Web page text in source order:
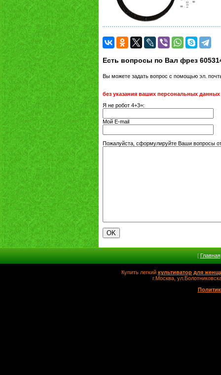
Есть вопросы по Вал фрез
Вы можете задать вопрос с помощью эл.
без указания ваших персональных данных
Я не робот 4+3=:
Мой E-mail
Пожалуйста, сформулируйте Ваши вопросы
[ Главная
Купить легкий культиватор для
г.Москва,